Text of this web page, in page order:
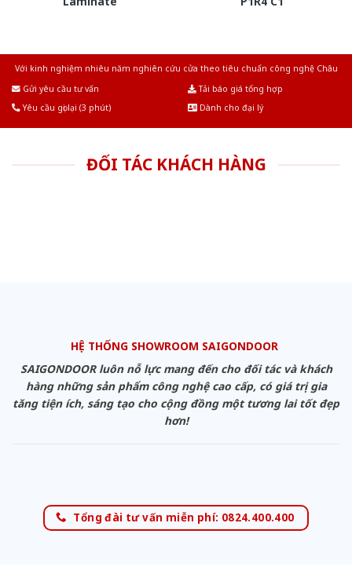
Với kinh nghiệm nhiêu năm nghiên cứu cửa theo tiêu chuẩn công nghệ Châu
Gửi yêu cầu tư vấn
Tải báo giá tổng hợp
Yêu cầu gọi lại (3 phút)
Dành cho đại lý
ĐỐI TÁC KHÁCH HÀNG
HỆ THỐNG SHOWROOM SAIGONDOOR
SAIGONDOOR luôn nỗ lực mang đến cho đối tác và khách
hàng những sản phẩm công nghệ cao cấp, có giá trị gia
tăng tiện ích, sáng tạo cho cộng đồng một tương lai tốt đẹp
hơn!
Tổng đài tư vấn miễn phí: 0824.400.400